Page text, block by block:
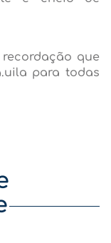
que
para todas